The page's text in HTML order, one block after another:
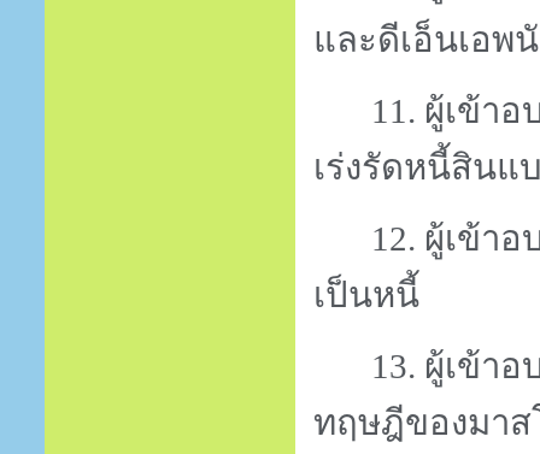
และดีเอ็นเอพ
11. ผู้เข้าอ
เร่งรัดหนี้สินแ
12. ผู้เข้าอ
เป็นหนี้
13. ผู้เข้าอ
ทฤษฎีของมาส